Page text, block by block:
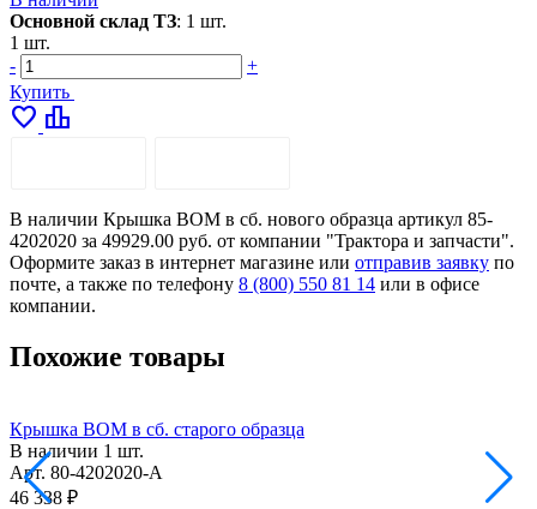
Основной склад ТЗ: 1 шт.
1 шт.
-
+
Купить
favorite leaderboard
В наличии Крышка ВОМ в сб. нового образца артикул 85-
4202020 за 49929.00 руб. от компании "Трактора и запчасти".
Оформите заказ в интернет магазине или отправив заявку по
почте, а также по телефону 8 (800) 550 81 14 или в офисе
компании.
Похожие товары
Крышка ВОМ в сб. старого образца
В наличии 1 шт.
Арт. 80-4202020-А
46 338 ₽